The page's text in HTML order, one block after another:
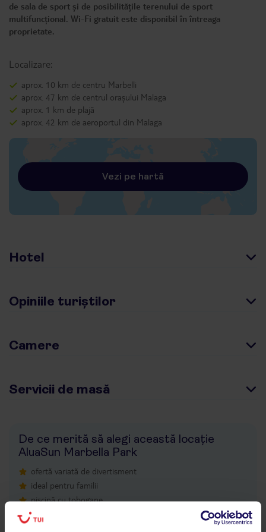
de sala de sport și de posibilitățile terenului de sport
multifuncțional. Wi-Fi gratuit este disponibil în întreaga
proprietate.
Localizare:
aprox. 10 km de centru Marbelli
aprox. 47 km de centrul orașului Malaga
aprox. 1 km de plajă
aprox. 42 km de aeroportul din Malaga
Vezi pe hartă
Hotel
Opiniile turiștilor
Camere
Servicii de masă
De ce merită să alegi această locație
AluaSun Marbella Park
ofertă variată de divertisment
ideal pentru familii
piscină cu tobogane